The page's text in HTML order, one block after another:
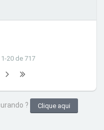
20 de 717
? Clique aqui